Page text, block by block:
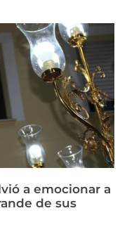
a emocionar a
de sus